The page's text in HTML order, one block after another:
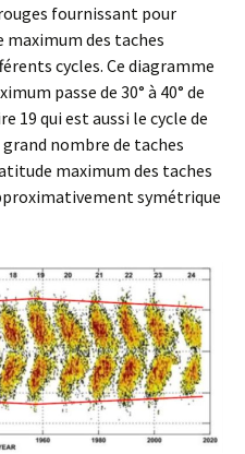
fournissant pour
des taches
cycles. Ce diagramme
passe de 30° à 40° de
19 qui est aussi le cycle de
nombre de taches
maximum des taches
symétrique